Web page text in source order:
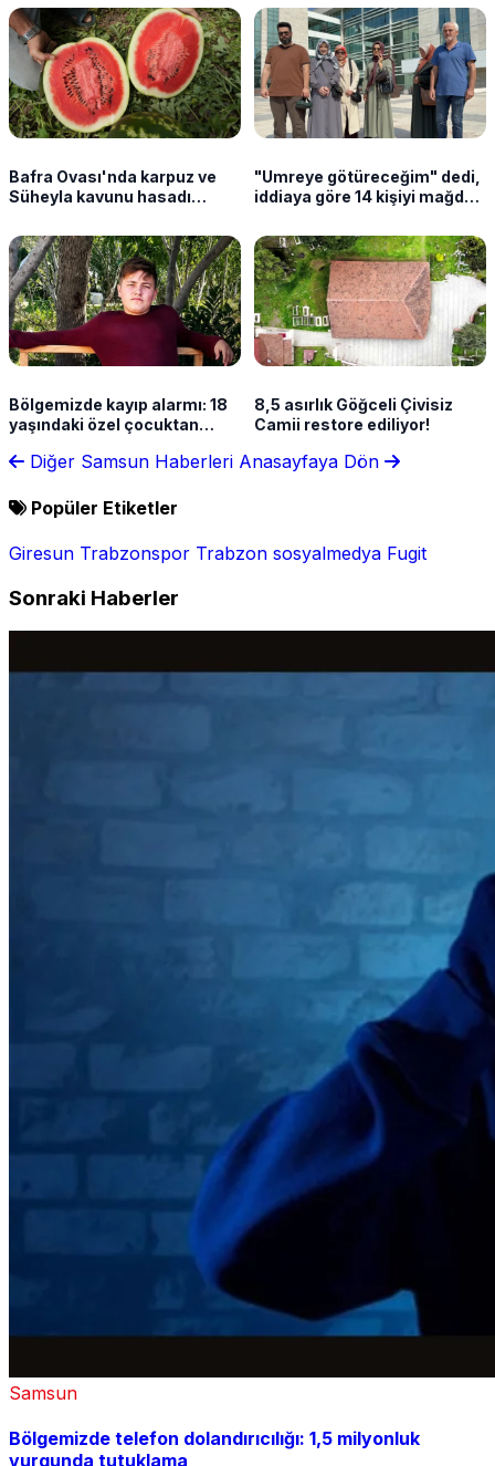
Bafra Ovası'nda karpuz ve
Süheyla kavunu hasadı
"Umreye götüreceğim" dedi,
iddiaya göre 14 kişiyi mağdur
Bölgemizde kayıp alarmı: 18
yaşındaki özel çocuktan
8,5 asırlık Göğceli Çivisiz
Camii restore ediliyor!
Diğer Samsun Haberleri Anasayfaya Dön
Popüler Etiketler
Giresun Trabzonspor Trabzon sosyalmedya Fugit
Sonraki Haberler
Samsun
Bölgemizde telefon dolandırıcılığı: 1,5 milyonluk
vurgunda tutuklama